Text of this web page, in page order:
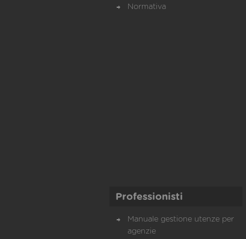
Normativa
Professionisti
Manuale gestione utenze per
agenzie